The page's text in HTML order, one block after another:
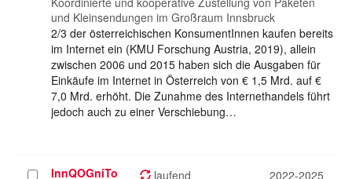
und Kleinsendungen im Großraum Innsbruck
2/3 der österreichischen KonsumentInnen kaufen bereits
im Internet ein (KMU Forschung Austria, 2019), allein
zwischen 2006 und 2015 haben sich die Ausgaben für
Einkäufe im Internet in Österreich von € 1,5 Mrd. auf €
7,0 Mrd. erhöht. Die Zunahme des Internethandels führt
jedoch auch zu einer Verschiebung…
ProjektInnQOGniTo laufend
2022-2025